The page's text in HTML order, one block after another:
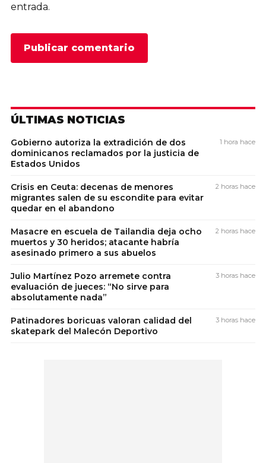
entrada.
ÚLTIMAS NOTICIAS
Gobierno autoriza la extradición de dos
dominicanos reclamados por la justicia de
Estados Unidos
1 hora hace
Crisis en Ceuta: decenas de menores
migrantes salen de su escondite para evitar
quedar en el abandono
2 horas hace
Masacre en escuela de Tailandia deja ocho
muertos y 30 heridos; atacante habría
asesinado primero a sus abuelos
2 horas hace
Julio Martínez Pozo arremete contra
evaluación de jueces: “No sirve para
absolutamente nada”
3 horas hace
Patinadores boricuas valoran calidad del
skatepark del Malecón Deportivo
3 horas hace